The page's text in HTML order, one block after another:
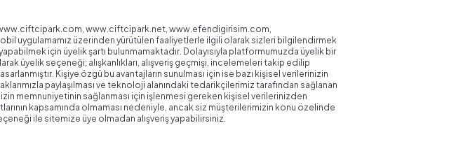
www.ciftcipark.net, www.efendigirisim.com,
uygulamamız üzerinden yürütülen faaliyetlerle ilgili olarak sizleri bilgilendirmek
için üyelik şartı bulunmamaktadır. Dolayısıyla platformumuzda üyelik bir
üyelik seçeneği; alışkanlıkları, alışveriş geçmişi, incelemeleri takip edilip
Kişiye özgü bu avantajların sunulması için ise bazı kişisel verilerinizin
paylaşılması ve teknoloji alanındaki tedarikçilerimiz tarafından sağlanan
memnuniyetinin sağlanması için işlenmesi gereken kişisel verilerinizden
kapsamında olmaması nedeniyle, ancak siz müşterilerimizin konu özelinde
ile sitemize üye olmadan alışveriş yapabilirsiniz.